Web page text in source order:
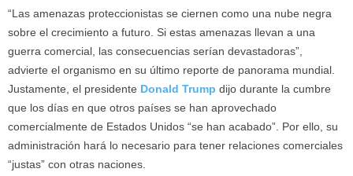
“Las amenazas proteccionistas se ciernen como una nube negra
sobre el crecimiento a futuro. Si estas amenazas llevan a una
guerra comercial, las consecuencias serían devastadoras”,
advierte el organismo en su último reporte de panorama mundial.
Justamente, el presidente Donald Trump dijo durante la cumbre
que los días en que otros países se han aprovechado
comercialmente de Estados Unidos “se han acabado”. Por ello, su
administración hará lo necesario para tener relaciones comerciales
“justas” con otras naciones.